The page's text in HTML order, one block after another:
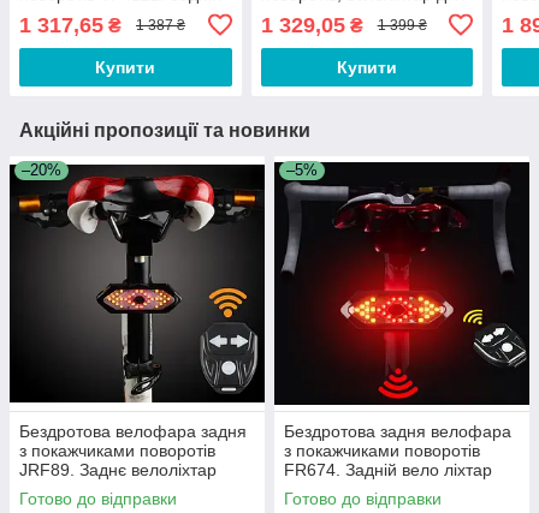
велосипеда
1 317,65 ₴ 1 387 ₴
Купити
1 329,05₴ 1 399 ₴
Купити
1
Акційні пропозиції та новинки
–20%
Бездротова велофара задня
з покажчиками поворотів
JRF89. Заднє велоліхтар
фара для велосипеда
Готово до відправки
–5%
Бездротова задня велофара
з покажчиками поворотів
FR674. Задній вело ліхтар
фари для велосипеда
Готово до відправки